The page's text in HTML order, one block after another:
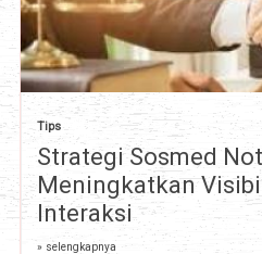
Tips
Strategi Sosmed
Meningkatkan
Interaksi
» selengkapnya